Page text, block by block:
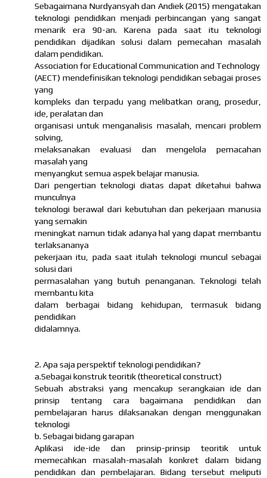
Sebagaimana Nurdyansyah dan Andiek (2015) mengatakan
teknologi pendidikan menjadi perbincangan yang sangat
menarik era 90-an. Karena pada saat itu teknologi
pendidikan dijadikan solusi dalam pemecahan masalah
dalam pendidikan.
Association for Educational Communication and Technology
(AECT) mendefinisikan teknologi pendidikan sebagai proses
yang
kompleks dan terpadu yang melibatkan orang, prosedur,
ide, peralatan dan
organisasi untuk menganalisis masalah, mencari problem
solving,
melaksanakan evaluasi dan mengelola pemacahan
masalah yang
menyangkut semua aspek belajar manusia.
Dari pengertian teknologi diatas dapat diketahui bahwa
munculnya
teknologi berawal dari kebutuhan dan pekerjaan manusia
yang semakin
meningkat namun tidak adanya hal yang dapat membantu
terlaksananya
pekerjaan itu, pada saat itulah teknologi muncul sebagai
solusi dari
permasalahan yang butuh penanganan. Teknologi telah
membantu kita
dalam berbagai bidang kehidupan, termasuk bidang
pendidikan
didalamnya.
2. Apa saja perspektif teknologi pendidikan?
a.Sebagai konstruk teoritik (theoretical construct)
Sebuah abstraksi yang mencakup serangkaian ide dan
prinsip tentang cara bagaimana pendidikan dan
pembelajaran harus dilaksanakan dengan menggunakan
teknologi
b. Sebagai bidang garapan
Aplikasi ide-ide dan prinsip-prinsip teoritik untuk
memecahkan masalah-masalah konkret dalam bidang
pendidikan dan pembelajaran. Bidang tersebut meliputi